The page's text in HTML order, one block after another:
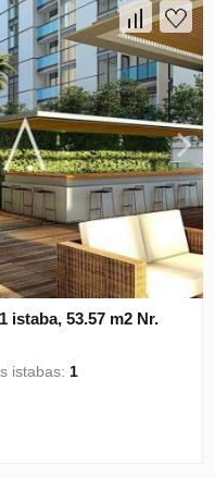
istaba, 53.57 m2 Nr.
istabas: 1